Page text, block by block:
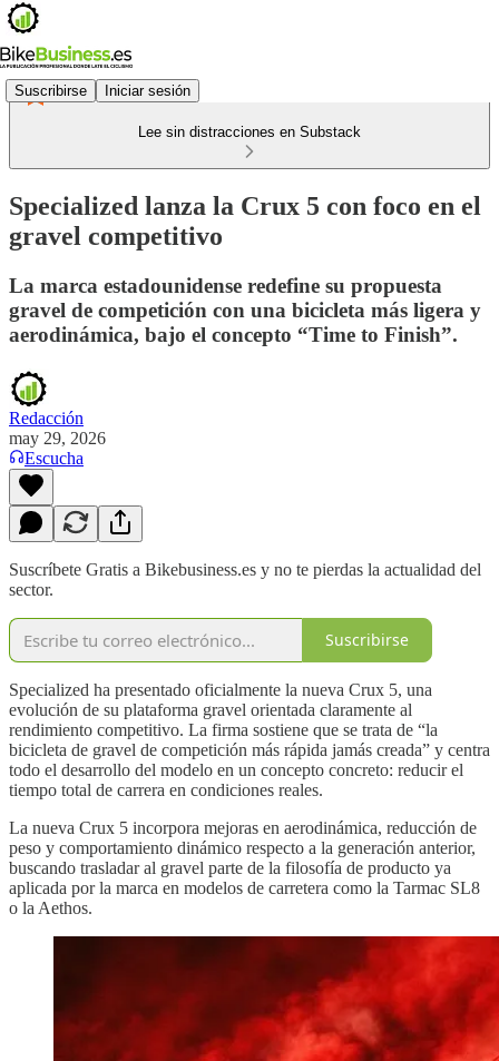
Suscribirse Iniciar sesión
Lee sin distracciones en Substack
Specialized lanza la Crux 5 con foco en el
gravel competitivo
La marca estadounidense redefine su propuesta
gravel de competición con una bicicleta más ligera y
aerodinámica, bajo el concepto “Time to Finish”.
Redacción
may 29, 2026
Escucha
Suscríbete Gratis a Bikebusiness.es y no te pierdas la actualidad del
sector.
Suscribirse
Specialized ha presentado oficialmente la nueva Crux 5, una
evolución de su plataforma gravel orientada claramente al
rendimiento competitivo. La firma sostiene que se trata de “la
bicicleta de gravel de competición más rápida jamás creada” y centra
todo el desarrollo del modelo en un concepto concreto: reducir el
tiempo total de carrera en condiciones reales.
La nueva Crux 5 incorpora mejoras en aerodinámica, reducción de
peso y comportamiento dinámico respecto a la generación anterior,
buscando trasladar al gravel parte de la filosofía de producto ya
aplicada por la marca en modelos de carretera como la Tarmac SL8
o la Aethos.